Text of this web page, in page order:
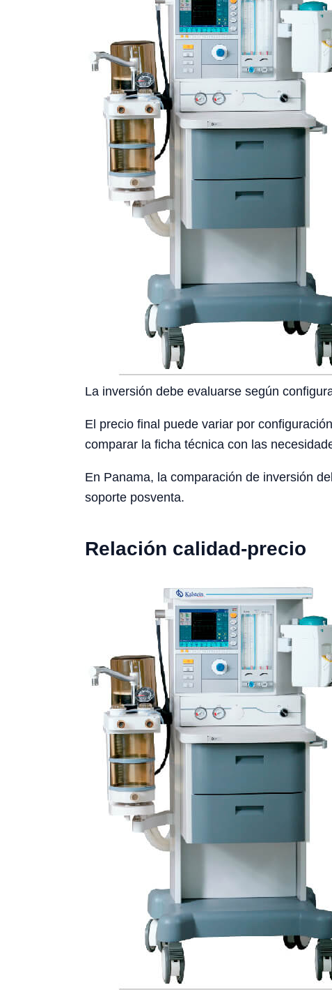
La inversión debe evaluarse según
El precio final puede variar por
comparar la ficha técnica con las
En Panama, la comparación de inversión
soporte posventa.
Relación calidad-precio